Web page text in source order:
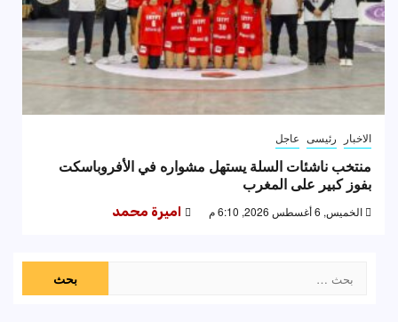
الاخبار رئيسى عاجل
منتخب ناشئات السلة يستهل مشواره في الأفروباسكت
بفوز كبير على المغرب
الخميس, 6 أغسطس 2026, 6:10 م اميرة محمد
عن: